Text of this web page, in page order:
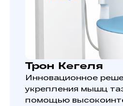
Трон Кегеля
Инновационное
укрепления мышц
помощью